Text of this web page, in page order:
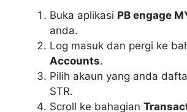
Buka aplikasi PB engage
anda.
Log masuk dan pergi ke
Accounts.
Pilih akaun yang anda
STR.
Scroll ke bahagian